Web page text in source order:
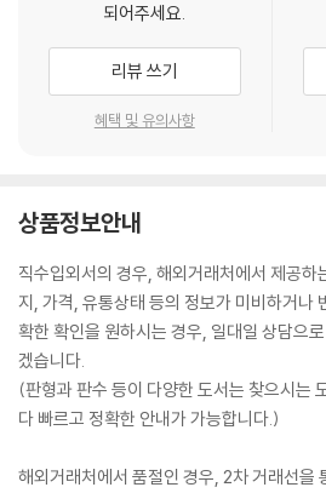
되어주세요.
리뷰 쓰기
혜택 및 유의사항
상품정보안내
직수입외서의 경우, 해외거래처에서 제공하
지, 가격, 유통상태 등의 정보가 미비하거나
확한 확인을 원하시는 경우, 일대일 상담으
겠습니다.
(판형과 판수 등이 다양한 도서는 찾으시는
다 빠르고 정확한 안내가 가능합니다.)
해외거래처에서 품절인 경우, 2차 거래선을